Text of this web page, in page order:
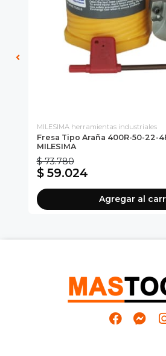
MILESIMA herramientas industriales
Fresa Tipo Araña 400R-50-22-
MILESIMA
$ 73.780
$ 59.024
Agregar al